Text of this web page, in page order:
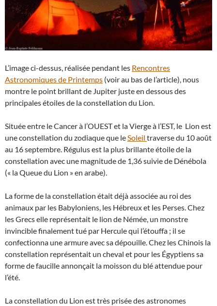
L’image ci-dessus, réalisée pendant les Rencontres
Astronomiques de Printemps (voir au bas de l’article), nous
montre le point brillant de Jupiter juste en dessous des
principales étoiles de la constellation du Lion.
Située entre le Cancer à l’OUEST et la Vierge à l’EST, le Lion est
une constellation du zodiaque que leSoleil traverse du 10 août
au 16 septembre. Régulus est la plus brillante étoile de la
constellation avec une magnitude de 1,36 suivie de Dénébola
(« la Queue du Lion » en arabe).
La forme de la constellation était déjà associée au roi des
animaux par les Babyloniens, les Hébreux et les Perses. Chez
les Grecs elle représentait le lion de Némée, un monstre
invincible finalement tué par Hercule qui l’étouffa ; il se
confectionna une armure avec sa dépouille. Chez les Chinois la
constellation représentait un cheval et pour les Égyptiens sa
forme de faucille annonçait la moisson du blé attendue pour
l’été.
La constellation du Lion est très prisée des astronomes